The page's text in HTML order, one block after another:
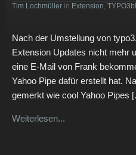
Tim Lochmüller in Extension,
Nach der Umstellung von
Extension Updates nicht mehr
eine E-Mail von Frank
Yahoo Pipe dafür erstellt hat.
gemerkt wie cool Yahoo Pipes
Weiterlesen...